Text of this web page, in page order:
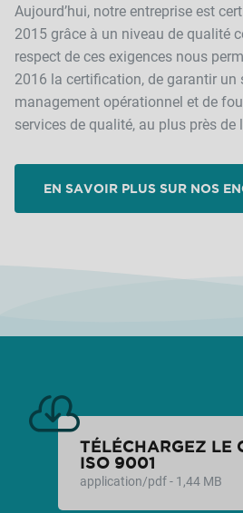
Aujourd’hui, notre entreprise est
2015 grâce à un niveau de qualité
respect de ces exigences nous
2016 la certification, de garantir un
management opérationnel et de
services de qualité, au plus près de
EN SAVOIR PLUS SUR NOS
TÉLÉCHARGEZ LE
ISO 9001
application/pdf - 1,44 MB